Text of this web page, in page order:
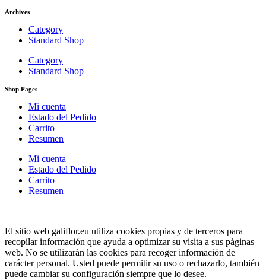
Archives
Category
Standard Shop
Category
Standard Shop
Shop Pages
Mi cuenta
Estado del Pedido
Carrito
Resumen
Mi cuenta
Estado del Pedido
Carrito
Resumen
El sitio web galiflor.eu utiliza cookies propias y de terceros para
recopilar información que ayuda a optimizar su visita a sus páginas
web. No se utilizarán las cookies para recoger información de
carácter personal. Usted puede permitir su uso o rechazarlo, también
puede cambiar su configuración siempre que lo desee.